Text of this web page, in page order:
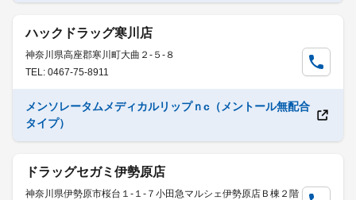
ハックドラッグ寒川店
神奈川県高座郡寒川町大曲２-５-８
TEL: 0467-75-8911
メンソレータムメディカルリップｎc（メントール無配合
タイプ）
ドラッグセガミ伊勢原店
神奈川県伊勢原市桜台１-１-７小田急マルシェ伊勢原店Ｂ棟２階